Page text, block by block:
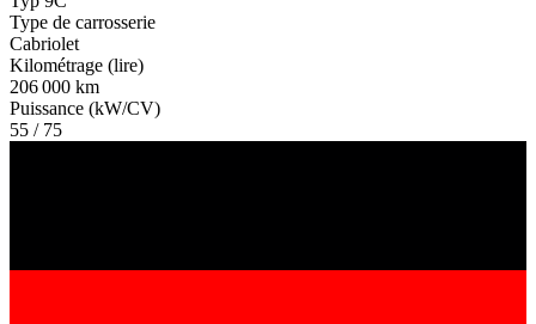
Type de carrosserie
Cabriolet
Kilométrage (lire)
206 000 km
Puissance (kW/CV)
55 / 75